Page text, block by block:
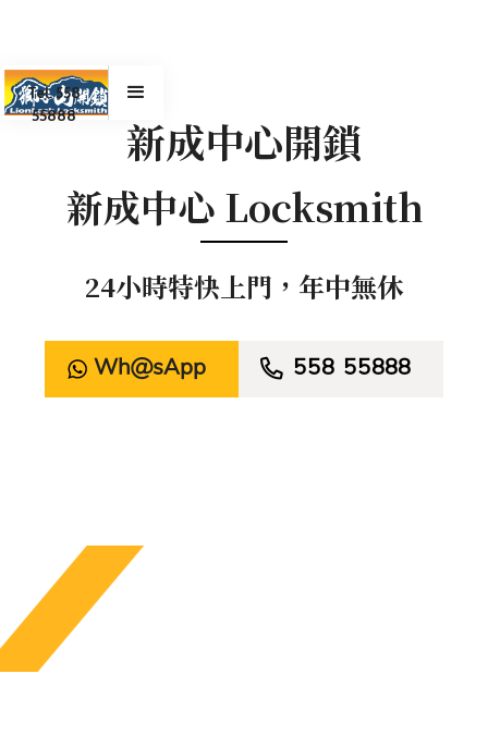
Tel. 558
55888
新成中心開鎖
新成中心 Locksmith
24小時特快上門，年中無休
WhatsApp  558 55888